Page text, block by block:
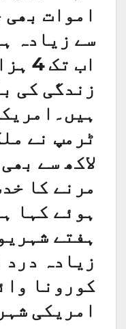
اموات
سے زیادہ
اب
زندگی کی
ٹرمپ نے
لاکھ سے
مرنے کا
ہوئے کہا
ہفتے
زیادہ درد
کورونا
امریکی